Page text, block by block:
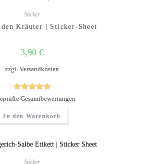
Sticker
Kräuter | Sticker-Sheet
3,90 €
zzgl. Versandkosten
Bewertet mit
5.00von 5
Gesamtbewertungen
In den Warenkorb
Sticker